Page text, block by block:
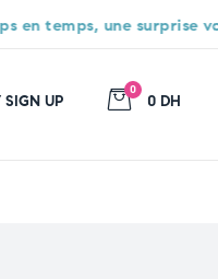
surprise vous attend 🎁
UP
0
0 DH